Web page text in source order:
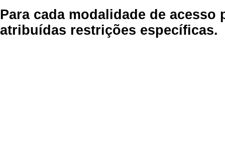
Para cada modalidade de
atribuídas restrições específicas.